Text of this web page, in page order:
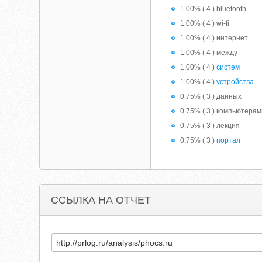
1.00% ( 4 ) bluetooth
1.00% ( 4 ) wi-fi
1.00% ( 4 ) интернет
1.00% ( 4 ) между
1.00% ( 4 )систем
1.00% ( 4 )устройства
0.75% ( 3 ) данных
0.75% ( 3 )
0.75% ( 3 ) лекция
0.75% ( 3 )портал
ССЫЛКА НА ОТЧЕТ